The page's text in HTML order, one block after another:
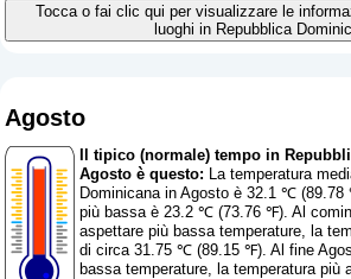
Tocca o fai clic qui per visualizzare le
luoghi in Repubblica
Agosto
Il tipico (normale) tempo in
Agosto è questo: La temperatura
Dominicana in Agosto è 32.1 ℃
più bassa è 23.2 ℃ (73.76 ℉). Al
aspettare più bassa temperature, la
di circa 31.75 ℃ (89.15 ℉). Al fine
bassa temperature, la temperatura più